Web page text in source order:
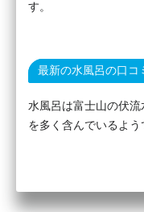
す。
最新の水風呂の口コ
水風呂は富士山の伏
を多く含んでいるよう